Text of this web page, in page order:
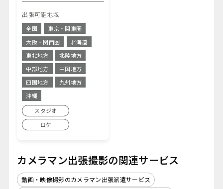
出張可能地域
全国
東京・関東圏
大阪・関西圏
北海道
東北地方
北陸地方
中部地方
中国地方
四国地方
九州地方
沖縄
スタジオ
ロケ
カメラマン出張撮影の関連サービス
動画・映像撮影のカメラマン出張派遣サービス